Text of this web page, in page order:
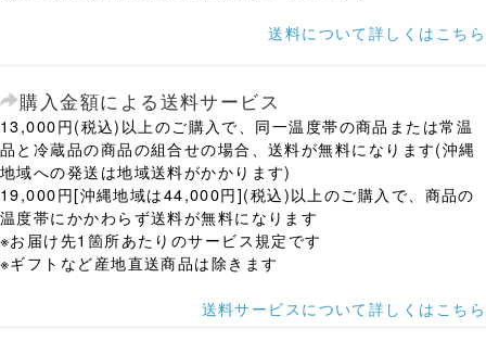
送料について詳しくはこちら
購入金額による送料サービス
13,000円(税込)以上のご購入で、同一温度帯の商品または常温
品と冷蔵品の商品の組合せの場合、送料が無料になります(沖縄
地域への発送は地域送料がかかります)
19,000円[沖縄地域は44,000円](税込)以上のご購入で、商品の
温度帯にかかわらず送料が無料になります
※お届け先1箇所あたりのサービス規定です
※ギフトなど産地直送商品は除きます
送料サービスについて詳しくはこちら